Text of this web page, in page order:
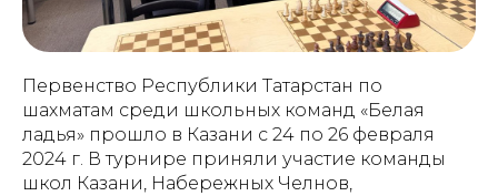
Первенство Республики Татарстан по
шахматам среди школьных команд «Белая
ладья» прошло в Казани с 24 по 26 февраля
2024 г. В турнире приняли участие команды
школ Казани, Набережных Челнов,